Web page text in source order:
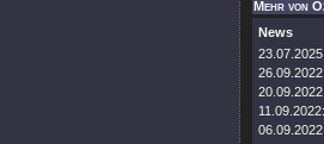
Mehr von
News
23.07.2025:
26.09.2022:
20.09.2022:
11.09.2022:
06.09.2022: